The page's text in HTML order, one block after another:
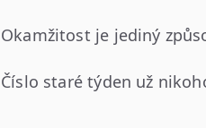
Okamžitost je jediný
Číslo staré týden už